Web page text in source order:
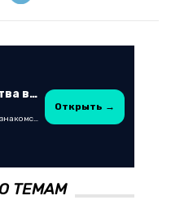
ZYYN — знакомства в Казахстане
Быстрые и безопасные знакомства в Telegram
Открыть →
ТЕМАМ